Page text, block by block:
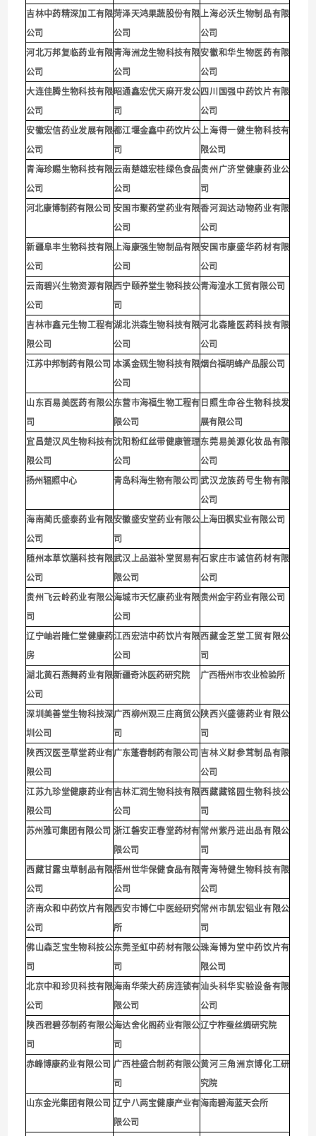
吉林中药精深加工有限
公司
菏泽天鸿果蔬股份有限
公司
上海必沃生物制品有限
公司
河北万邦复临药业有限
公司
青海洲龙生物科技有限
公司
安徽和华生物医药有限
公司
大连佳腾生物科技有限
公司
昭通鑫宏优天麻开发公
司
四川国强中药饮片有限
公司
安徽宏信药业发展有限
公司
都江堰金鑫中药饮片公
司
上海得一健生物科技有
限公司
青海珍赐生物科技有限
公司
云南楚雄宏桂绿色食品
公司
贵州广济堂健康药业公
司
河北康博制药有限公司 安国市聚药堂药业有限
公司
香河润达动物药业有限
公司
新疆阜丰生物科技有限
公司
上海康强生物制品有限
公司
安国市康盛华药材有限
公司
云南碧兴生物资源有限
公司
西宁颐养堂生物科技公
司
青海湟水工贸有限公司
吉林市鑫元生物工程有
限公司
湖北洪森生物科技有限
公司
河北森隆医药科技有限
公司
江苏中邦制药有限公司 本溪金砚生物科技有限
公司
烟台福明蜂产品服公司
山东百易美医药有限公
司
东营市海福生物工程有
限公司
日照生命谷生物科技发
展有限公司
宜昌楚汉风生物科技有
限公司
沈阳粉红丝带健康管理
公司
东莞易美源化妆品有限
公司
扬州辐照中心
青岛科海生物有限公司 武汉龙族药号生物有限
公司
海南蔺氏盛泰药业有限
公司
安徽盛安堂药业有限公
司
上海田枫实业有限公司
随州本草饮膳科技有限
公司
武汉上品滋补堂贸易有
限公司
石家庄市诚信药材有限
公司
贵州飞云岭药业有限公
司
海城市天忆康药业有限
公司
贵州金宇药业有限公司
辽宁岫岩隆仁堂健康药
房
江西宏洁中药饮片有限
公司
西藏金芝堂工贸有限公
司
湖北黄石燕舞药业有限
公司
新疆奇沐医药研究院 广西梧州市农业检验所
深圳 美善堂生物科技深
圳公司
广西柳州观三庄商贸公
司
陕西兴盛德药业有限公
司
陕西汉医圣草堂药业有
限公司
广东蓬春制药有限公司 吉林义财参茸制品有限
公司
江苏九珍堂健康药业有
限公司
吉林汇润生物科技有限
公司
西藏藏铭园生物科技公
司
苏州雅可集团有限公司 浙江磐安正春堂药材有
限公司
常州紫丹进出品有限公
司
西藏甘露虫草制品有限
公司
梧州世华保健食品有限
公司
青海特健生物科技有限
公司
济南众和中药饮片有限
公司
西安市博仁中医经研究
所
常州市凯宏铝业有限公
司
佛山森芝宝生物科技公
司
东莞圣虹中药材有限公
司
珠海博为堂中药饮片有
限公司
北京中和珍贝科技有限
公司
海南华荣大药房连锁有
限公司
汕头科华实验设备有限
公司
陕西君碧莎制药有限公
司
海达舍化阁药业有限公
司
辽宁柞蚕丝绸研究院
赤峰博康药业有限公司 广西桂盛合制药有限公
司
黄河三角洲京博化工研
究院
山东金光集团有限公司 辽宁八两宝健康产业有
限公司
海南碧海蓝天会所